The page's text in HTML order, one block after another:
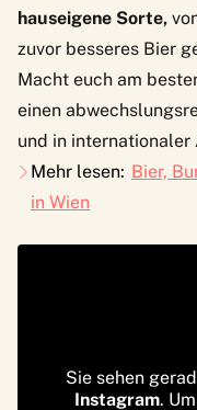
hauseigene Sorte,
zuvor besseres Bier
Macht euch am
einen
und in internationaler
Mehr lesen: Bier,
in Wien
Sie sehen
Instagram.